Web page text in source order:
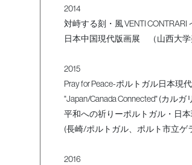
2014
対峙する刻・風 VENTI
日本中国現代版画展 （山西大学
2015
Pray for Peace-ポルトガル日本現
"Japan/Canada Connected" (カルガ
平和への祈りーポルトガル・日
(長崎/ポルトガル、ポルト市立ゲ
2016